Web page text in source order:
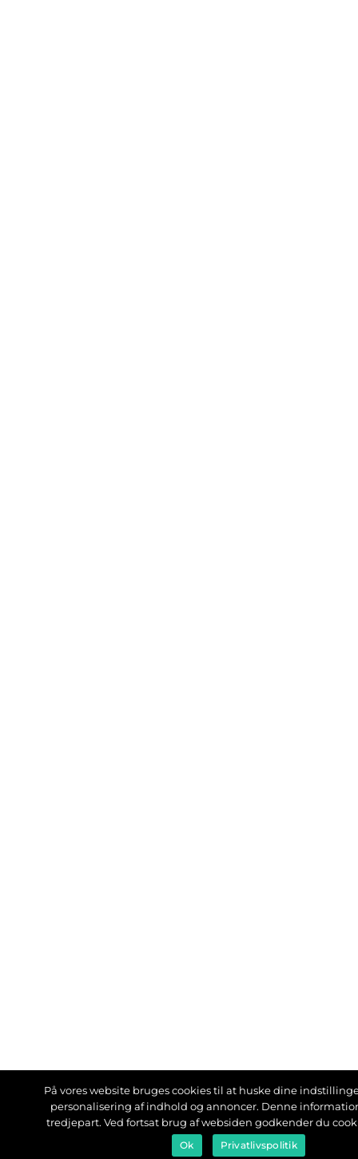
På vores website bruges cookies til at huske dine
personalisering af indhold og annoncer. Denne
tredjepart. Ved fortsat brug af websiden godkender du
Ok Privatlivspolitik